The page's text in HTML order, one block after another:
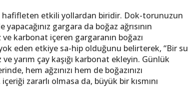
hafifleten etkili yollardan biridir. Dok-torunuzun
gargara da boğaz ağrısının
karbonat içeren gargaranın boğazı
eden etkiye sa-hip olduğunu belirterek, “Bir su
ve yarım çay kaşığı karbonat ekleyin. Günlük
hem ağzınızı hem de boğazınızı
zararlı olmasa da, büyük bir kısmını